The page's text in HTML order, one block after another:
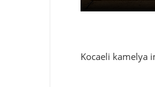
Kocaeli kamelya